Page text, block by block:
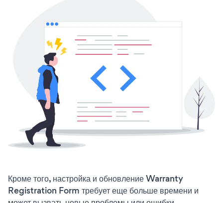
Кроме того, настройка и обновление Warranty
Registration Form требует еще больше времени и